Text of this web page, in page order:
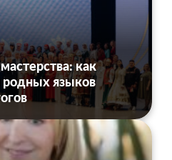
как
родных языков